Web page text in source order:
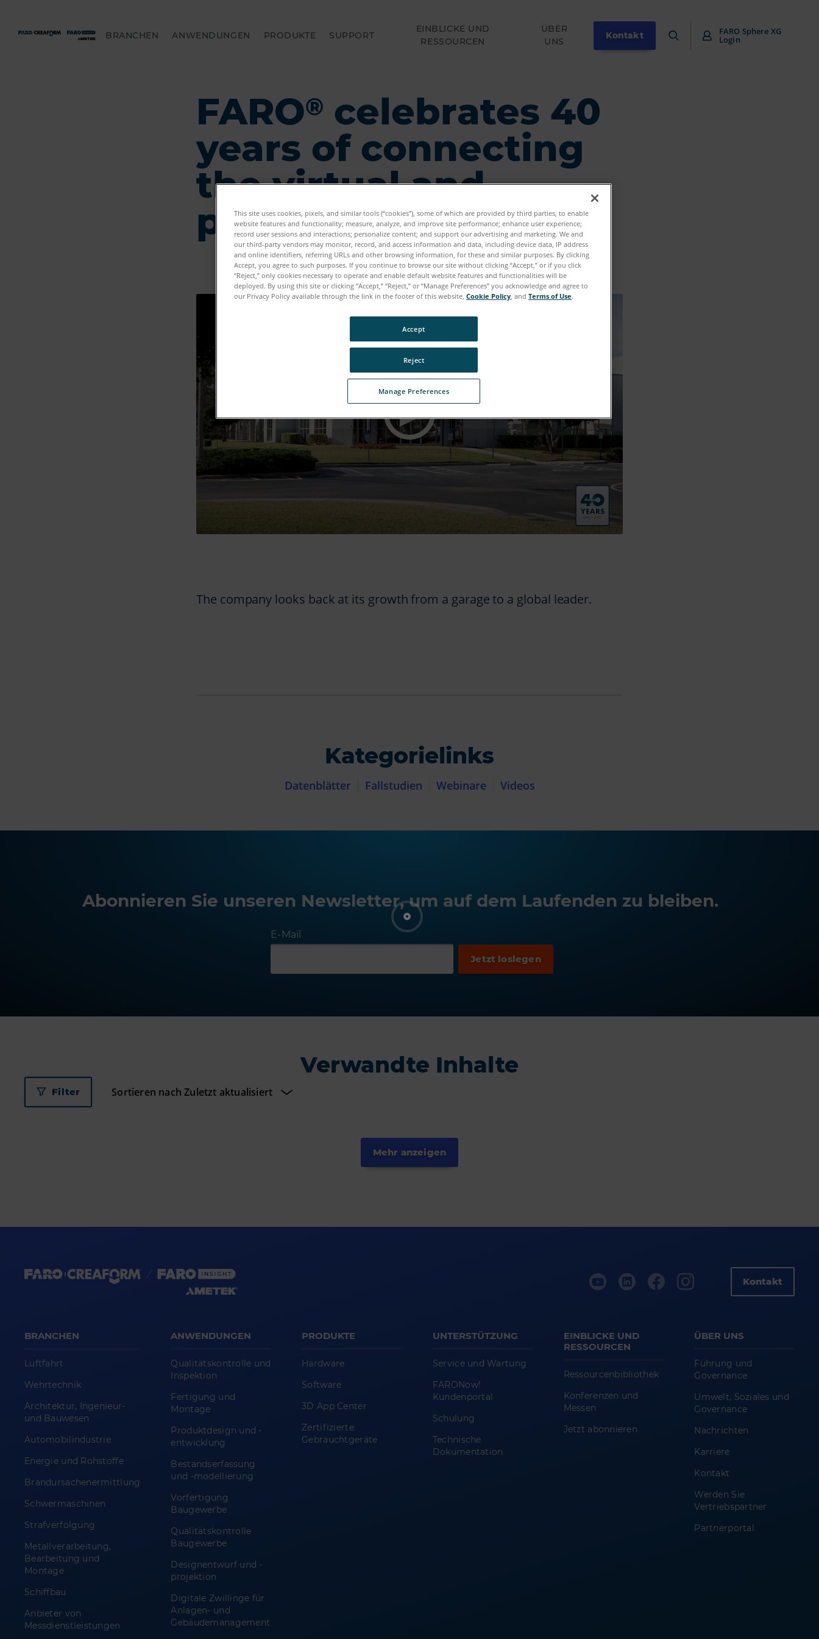
BRANCHEN ANWENDUNGEN PRODUKTE SUPPORT
EINBLICKE UND
RESSOURCEN
ÜBER
UNS
Kontakt FARO Sphere XG
Login
FARO® celebrates 40
years of connecting
the virtual and
physical worlds
The company looks back at its growth from a garage to a global leader.
Kategorielinks
Datenblätter Fallstudien Webinare Videos
Abonnieren Sie unseren Newsletter, um auf dem Laufenden zu bleiben.
E-Mail
Verwandte Inhalte
Filter
Mehr anzeigen
Kontakt
BRANCHEN
Luftfahrt
Wehrtechnik
Architektur, Ingenieur-
und Bauwesen
Automobilindustrie
Energie und Rohstoffe
Brandursachenermittlung
Schwermaschinen
Strafverfolgung
Metallverarbeitung,
Bearbeitung und
Montage
Schiffbau
Anbieter von
Messdienstleistungen
ANWENDUNGEN
Qualitätskontrolle und
Inspektion
Fertigung und
Montage
Produktdesign und -
entwicklung
Bestandserfassung
und -modellierung
Vorfertigung
Baugewerbe
Qualitätskontrolle
Baugewerbe
Designentwurf und -
projektion
Digitale Zwillinge für
Anlagen- und
Gebäudemanagement
PRODUKTE
Hardware
Software
3D App Center
Zertifizierte
Gebrauchtgeräte
UNTERSTÜTZUNG
Service und Wartung
FARONow!
Kundenportal
Schulung
Technische
Dokumentation
EINBLICKE UND
RESSOURCEN
Ressourcenbibliothek
Konferenzen und
Messen
Jetzt abonnieren
ÜBER UNS
Führung und
Governance
Umwelt, Soziales und
Governance
Nachrichten
Karriere
Kontakt
Werden Sie
Vertriebspartner
Partnerportal
This site uses cookies, pixels, and similar tools (“cookies”), some of which are provided by third parties, to enable
website features and functionality; measure, analyze, and improve site performance; enhance user experience;
record user sessions and interactions; personalize content; and support our advertising and marketing. We and
our third-party vendors may monitor, record, and access information and data, including device data, IP address
and online identifiers, referring URLs and other browsing information, for these and similar purposes. By clicking
Accept, you agree to such purposes. If you continue to browse our site without clicking “Accept,” or if you click
“Reject,” only cookies necessary to operate and enable default website features and functionalities will be
deployed. By using this site or clicking “Accept,” “Reject,” or “Manage Preferences” you acknowledge and agree to
our Privacy Policy available through the link in the footer of this website, Cookie Policy, and Terms of Use.
Manage Preferences
Reject
Accept